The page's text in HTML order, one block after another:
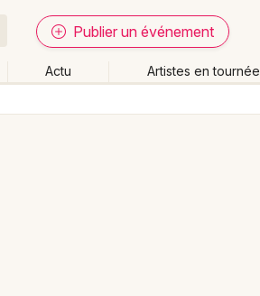
Publier un événement
Actu Artistes en tournée